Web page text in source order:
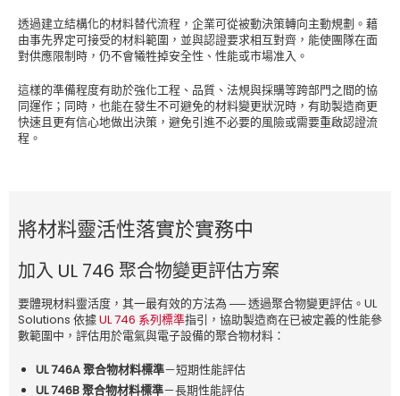
透過建立結構化的材料替代流程，企業可從被動決策轉向主動規劃。藉
由事先界定可接受的材料範圍，並與認證要求相互對齊，能使團隊在面
對供應限制時，仍不會犧牲掉安全性、性能或市場准入。
這樣的準備程度有助於強化工程、品質、法規與採購等跨部門之間的協
同運作；同時，也能在發生不可避免的材料變更狀況時，有助製造商更
快速且更有信心地做出決策，避免引進不必要的風險或需要重啟認證流
程。
將材料靈活性落實於實務中
加入 UL 746 聚合物變更評估方案
要體現材料靈活度，其一最有效的方法為 ── 透過聚合物變更評估。UL
Solutions 依據UL 746 系列標準指引，協助製造商在已被定義的性能參
數範圍中，評估用於電氣與電子設備的聚合物材料：
UL 746A 聚合物材料標準－短期性能評估
UL 746B 聚合物材料標準－長期性能評估